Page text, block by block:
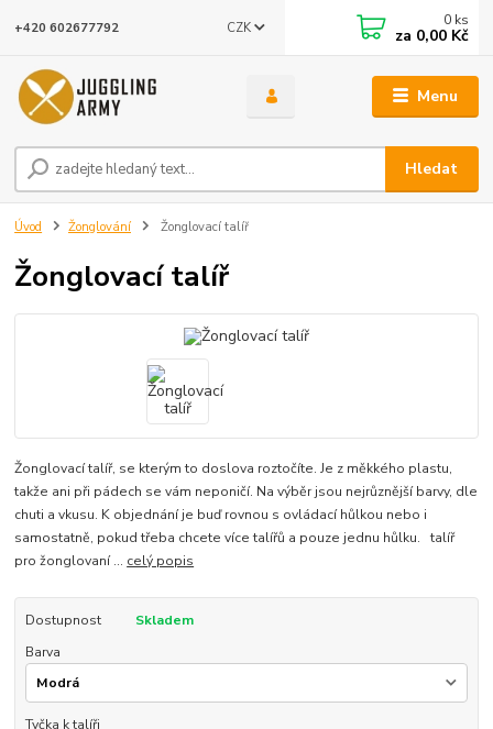
Menu
CZK
Hledat
+420 602677792 0 ks
za 0,00 Kč
Úvod Žonglování Žonglovací talíř
Žonglovací talíř
Žonglovací talíř, se kterým to doslova roztočíte. Je z měkkého plastu,
takže ani při pádech se vám neponičí. Na výběr jsou nejrůznější barvy, dle
chuti a vkusu. K objednání je buď rovnou s ovládací hůlkou nebo i
samostatně, pokud třeba chcete více talířů a pouze jednu hůlku. talíř
pro žonglovaní ... celý popis
Dostupnost
Skladem
Barva
Tyčka k talíři